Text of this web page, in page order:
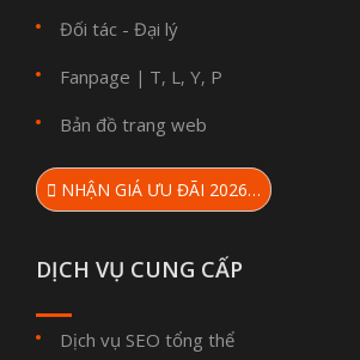
Đối tác - Đại lý
Fanpage | T, L, Y, P
Bản đồ trang web
NHẬN GIÁ ƯU ĐÃI 2026…
DỊCH VỤ CUNG CẤP
Dịch vụ SEO tổng thể